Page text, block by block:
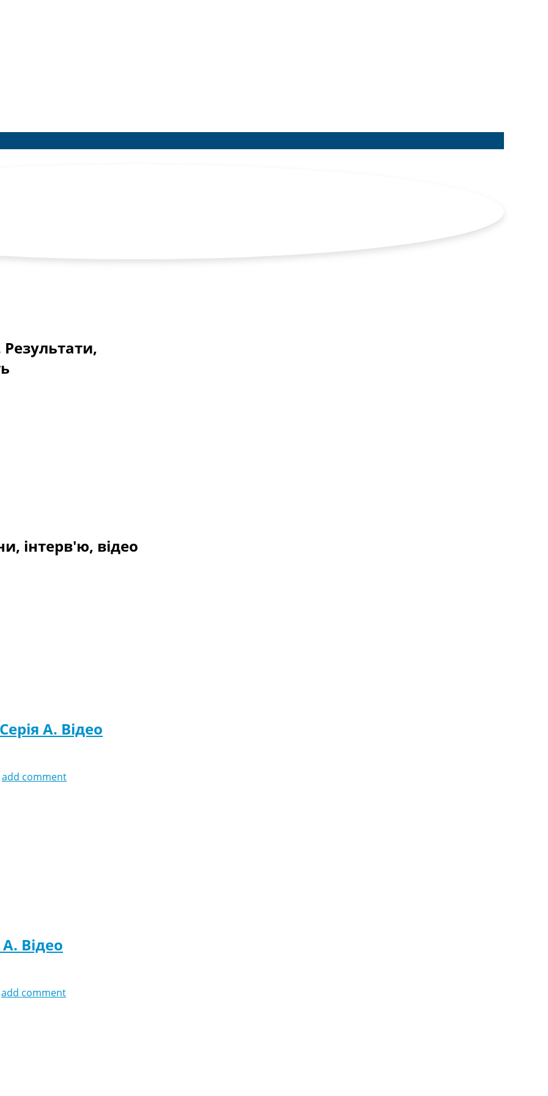
Результати,
інтерв'ю, відео
A. Відео
add comment
Відео
add comment